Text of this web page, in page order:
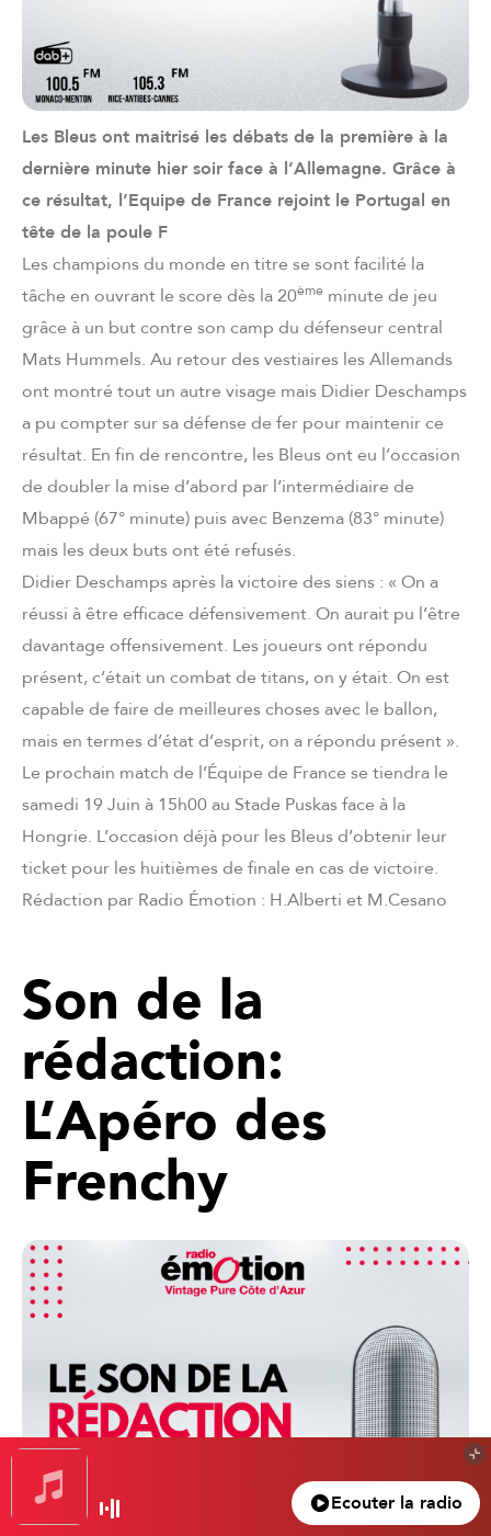
Les Bleus ont maitrisé les débats de la première à la
dernière minute hier soir face à l’Allemagne. Grâce à
ce résultat, l’Equipe de France rejoint le Portugal en
tête de la poule F
Les champions du monde en titre se sont facilité la
tâche en ouvrant le score dès la 20ème minute de jeu
grâce à un but contre son camp du défenseur central
Mats Hummels. Au retour des vestiaires les Allemands
ont montré tout un autre visage mais Didier Deschamps
a pu compter sur sa défense de fer pour maintenir ce
résultat. En fin de rencontre, les Bleus ont eu l’occasion
de doubler la mise d’abord par l’intermédiaire de
Mbappé (67° minute) puis avec Benzema (83° minute)
mais les deux buts ont été refusés.
Didier Deschamps après la victoire des siens : « On a
réussi à être efficace défensivement. On aurait pu l’être
davantage offensivement. Les joueurs ont répondu
présent, c’était un combat de titans, on y était. On est
capable de faire de meilleures choses avec le ballon,
mais en termes d’état d’esprit, on a répondu présent ».
Le prochain match de l’Équipe de France se tiendra le
samedi 19 Juin à 15h00 au Stade Puskas face à la
Hongrie. L’occasion déjà pour les Bleus d’obtenir leur
ticket pour les huitièmes de finale en cas de victoire.
Rédaction par Radio Émotion : H.Alberti et M.Cesano
Son de la
rédaction:
L’Apéro des
Frenchy
Ecouter la radio